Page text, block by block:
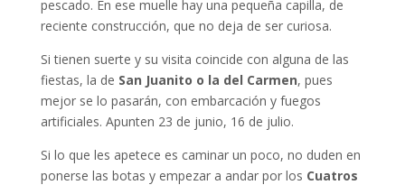
pescado. En ese muelle hay una pequeña capilla, de
reciente construcción, que no deja de ser curiosa.
Si tienen suerte y su visita coincide con alguna de las
fiestas, la de San Juanito o la del Carmen, pues
mejor se lo pasarán, con embarcación y fuegos
artificiales. Apunten 23 de junio, 16 de julio.
Si lo que les apetece es caminar un poco, no duden en
ponerse las botas y empezar a andar por los Cuatros